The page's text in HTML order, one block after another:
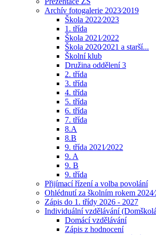
Archív fotogalerie 2023⁄2019
Škola 2022⁄2023
1. třída
Škola 2021⁄2022
Škola 2020⁄2021 a starší...
Školní klub
Družina oddělení 3
2. třída
3. třída
4. třída
5. třída
6. třída
7. třída
8.A
8.B
9. třída 2021⁄2022
9. A
9. B
9. třída
Přijímací řízení a volba povolání
Ohlédnutí za školním rokem
Zápis do 1. třídy 2026 - 2027
Individuální vzdělávání
Domácí vzdělávání
Zápis z hodnocení